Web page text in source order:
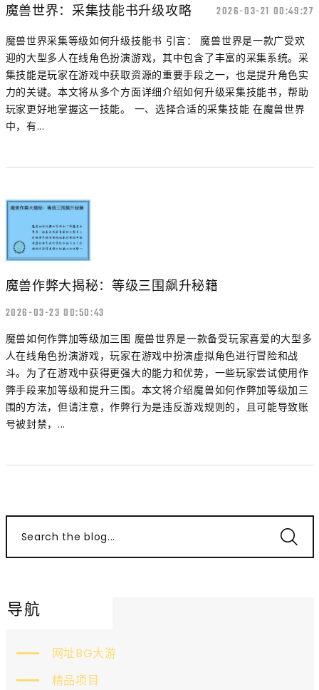
魔兽世界：采集技能书升级攻略 2026-03-21 00:49:27
魔兽世界采集等级如何升级技能书 引言： 魔兽世界是一款广受欢
迎的大型多人在线角色扮演游戏，其中包含了丰富的采集系统。采
集技能是玩家在游戏中获取资源的重要手段之一，也是提升角色实
力的关键。本文将从多个方面详细介绍如何升级采集技能书，帮助
玩家更好地掌握这一技能。 一、选择合适的采集技能 在魔兽世界
中，有...
魔兽作弊大揭秘：等级三围飙升秘籍
2026-03-23 00:50:43
魔兽如何作弊加等级加三围 魔兽世界是一款备受玩家喜爱的大型多
人在线角色扮演游戏，玩家在游戏中扮演虚拟角色进行冒险和战
斗。为了在游戏中获得更强大的能力和优势，一些玩家尝试使用作
弊手段来加等级和提升三围。本文将介绍魔兽如何作弊加等级加三
围的方法，但请注意，作弊行为是违反游戏规则的，且可能导致账
号被封禁，...
Search the blog...
导航
网址BG大游
精品项目